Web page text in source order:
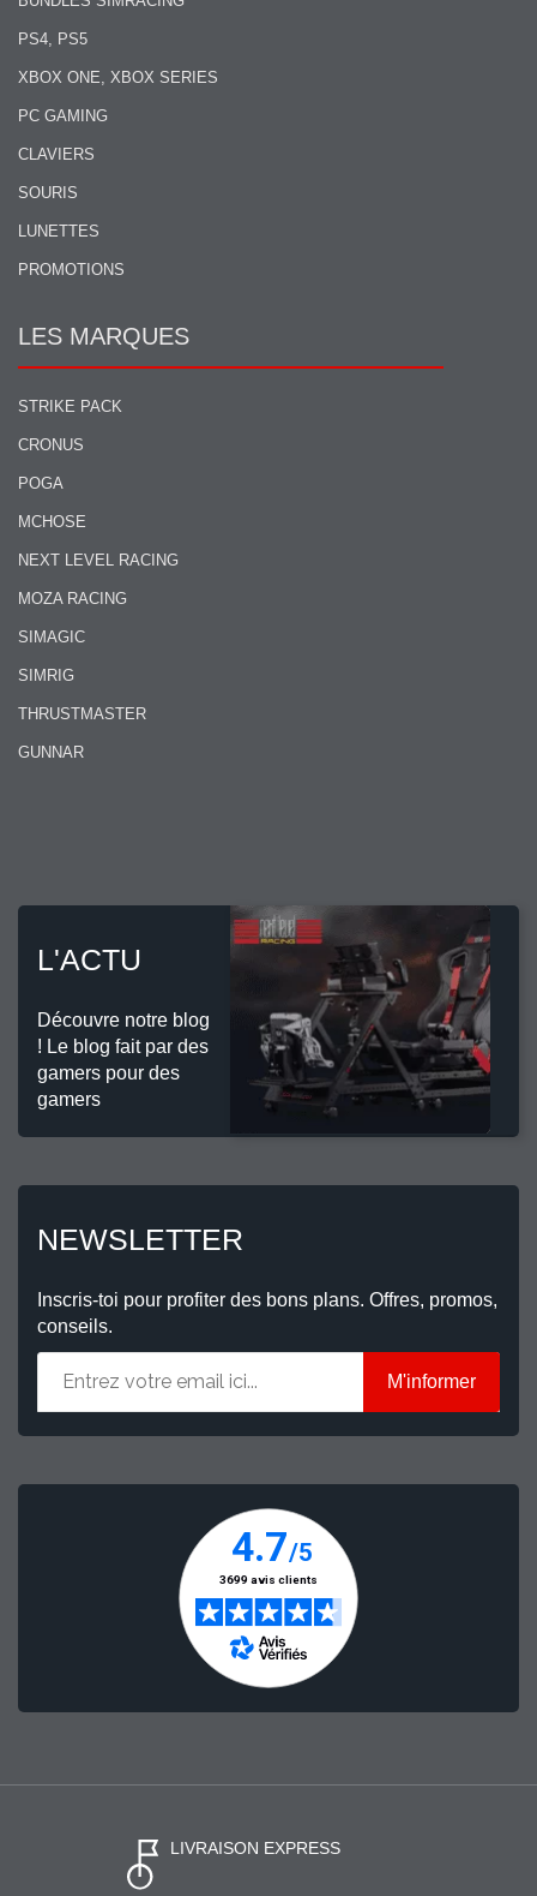
PS4, PS5
XBOX ONE, XBOX SERIES
PC GAMING
CLAVIERS
SOURIS
LUNETTES
PROMOTIONS
LES MARQUES
STRIKE PACK
CRONUS
POGA
MCHOSE
NEXT LEVEL RACING
MOZA RACING
SIMAGIC
SIMRIG
THRUSTMASTER
GUNNAR
L'ACTU
Découvre notre blog
! Le blog fait par des
gamers pour des
gamers
NEWSLETTER
Inscris-toi pour profiter des bons plans. Offres, promos,
conseils.
M'informer
LIVRAISON EXPRESS